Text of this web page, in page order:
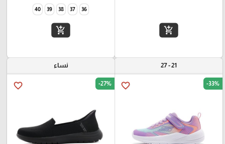
add_shopping_cart
36
37
38
39
40
add_shopping_cart
21 - 27
favorite_border -33%
نساء
favorite_border -27%